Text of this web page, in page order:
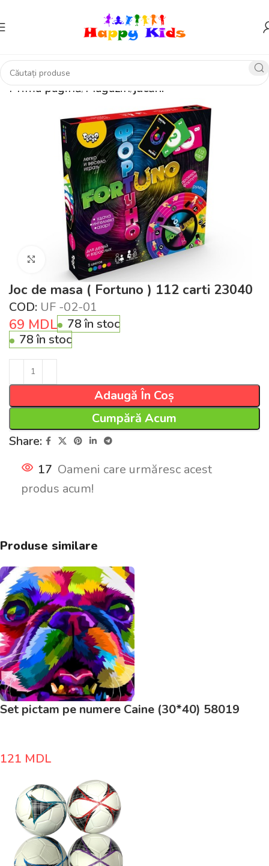
Prima pagină Magazin jucării
Click pentru a mări
Joc de masa ( Fortuno ) 112 carti 23040
COD: UF -02-01
69 MDL
78 în stoc
78 în stoc
Adaugă În Coș
Cumpără Acum
Share:
17 Oameni care urmăresc acest
produs acum!
Produse similare
Set pictam pe numere Caine (30*40) 58019
121 MDL